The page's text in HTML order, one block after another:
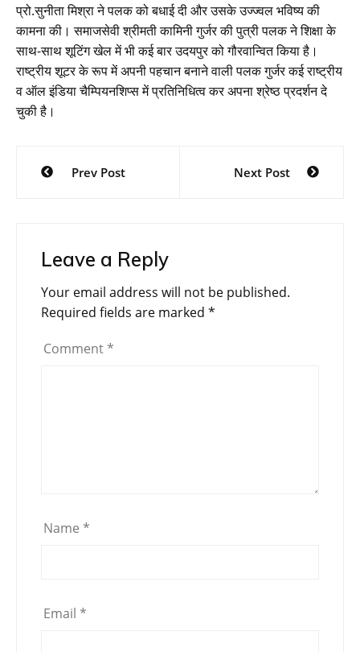
प्रो.सुनीता मिश्रा ने पलक को बधाई दी और उसके उज्ज्वल भविष्य की
कामना की। समाजसेवी श्रीमती कामिनी गुर्जर की पुत्री पलक ने शिक्षा के
साथ-साथ शूटिंग खेल में भी कई बार उदयपुर को गौरवान्वित किया है।
राष्ट्रीय शूटर के रूप में अपनी पहचान बनाने वाली पलक गुर्जर कई राष्ट्रीय
व ऑल इंडिया चैम्पियनशिप्स में प्रतिनिधित्व कर अपना श्रेष्ठ प्रदर्शन दे
चुकी है।
Post
navigation
Prev Post Next Post
Leave a Reply
Your email address will not be published.
Required fields are marked *
Comment *
Name *
Email *